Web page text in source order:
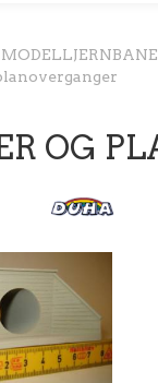
MODELLJERNBANE
OG